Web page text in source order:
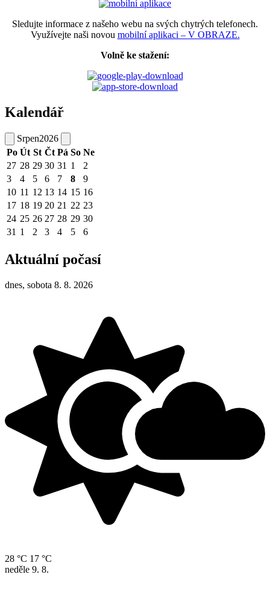
Sledujte informace z našeho webu na svých chytrých telefonech.
Využívejte naši novou mobilní aplikaci – V OBRAZE.
Volně ke stažení:
Kalendář
Srpen2026
Po Út St Čt Pá So Ne
27 28 29 30 31 1
2
3
4 5 6 7 8
9
10 11 12 13 14 15 16
17 18 19 20 21 22 23
24 25 26 27 28 29 30
31 1 2 3 4 5 6
Aktuální počasí
dnes, sobota 8. 8. 2026
28 °C 17 °C
neděle 9. 8.